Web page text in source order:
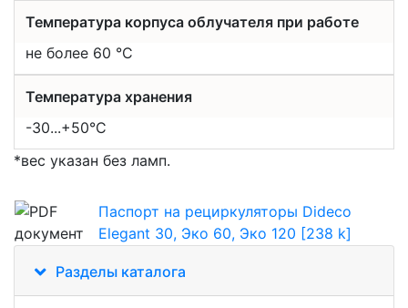
Температура корпуса облучателя при работе
не более 60 °C
Температура хранения
-30...+50°C
*вес указан без ламп.
Паспорт на рециркуляторы Dideco
Elegant 30, Эко 60, Эко 120 [238 k]
Разделы каталога